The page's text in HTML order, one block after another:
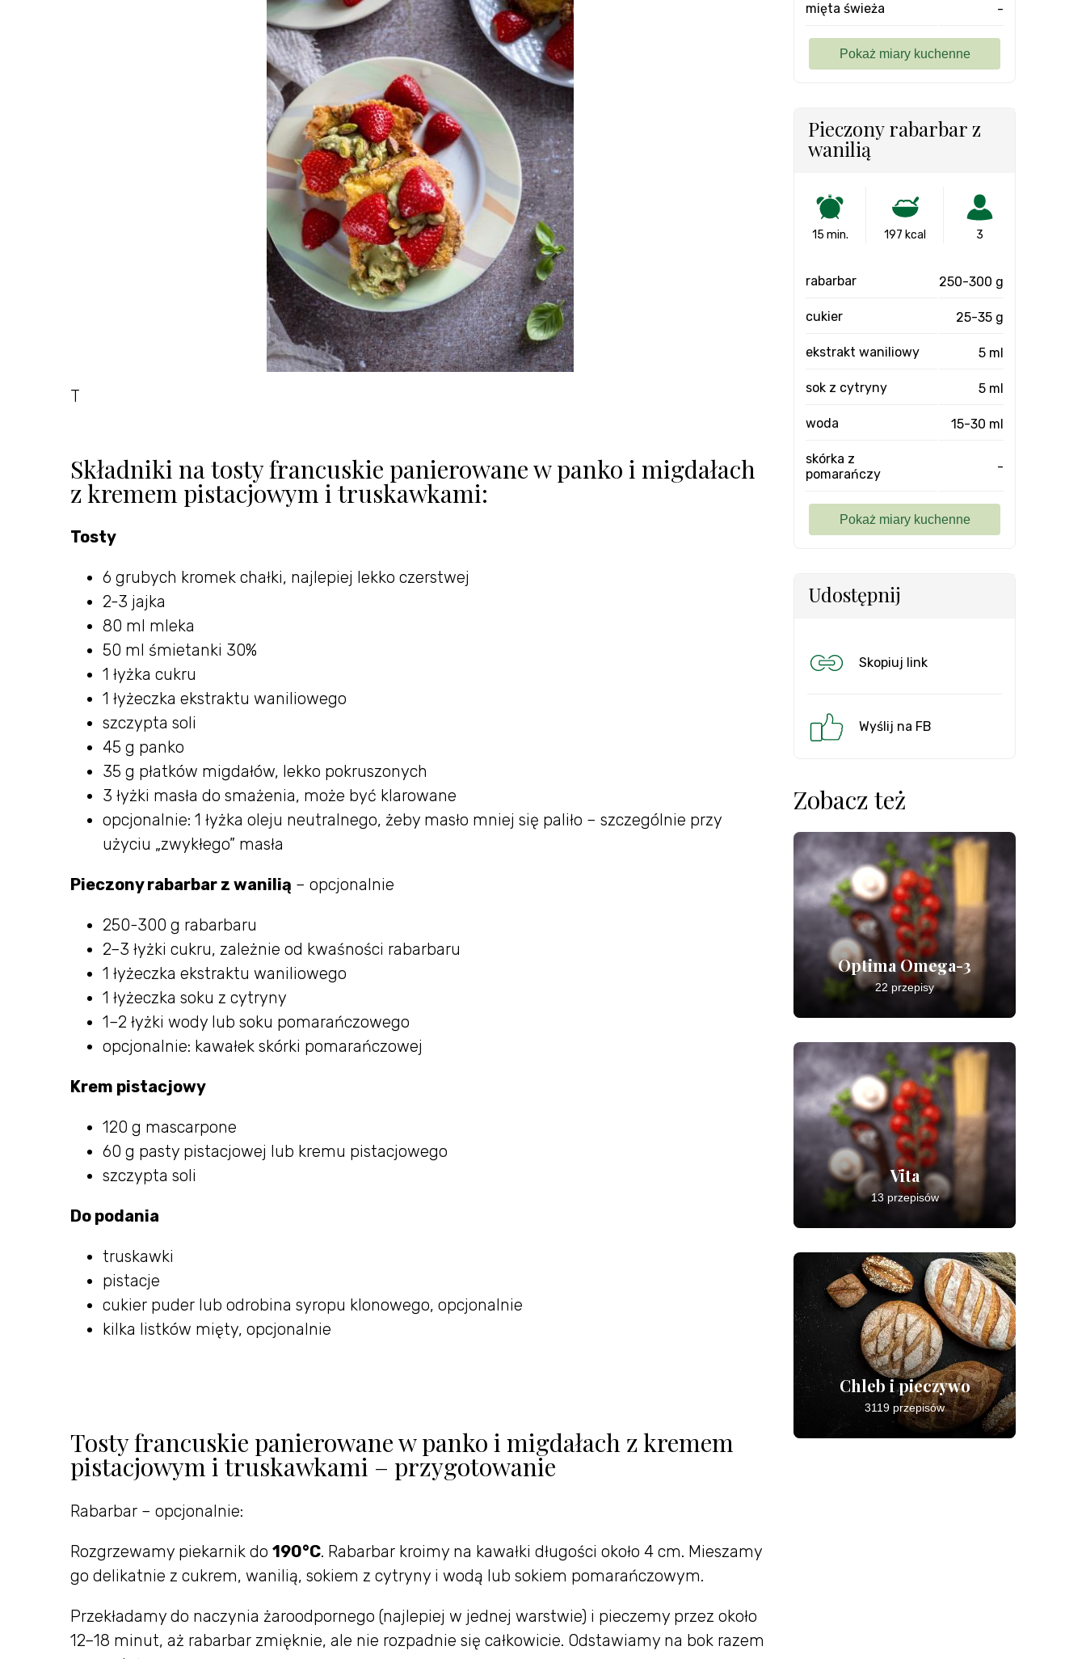
T
Składniki na tosty francuskie panierowane w panko i migdałach
z kremem pistacjowym i truskawkami:
Tosty
6 grubych kromek chałki, najlepiej lekko czerstwej
2-3 jajka
80 ml mleka
50 ml śmietanki 30%
1 łyżka cukru
1 łyżeczka ekstraktu waniliowego
szczypta soli
45 g panko
35 g płatków migdałów, lekko pokruszonych
3 łyżki masła do smażenia, może być klarowane
opcjonalnie: 1 łyżka oleju neutralnego, żeby masło mniej się paliło – szczególnie przy
użyciu „zwykłego” masła
Pieczony rabarbar z wanilią – opcjonalnie
250-300 g rabarbaru
2–3 łyżki cukru, zależnie od kwaśności rabarbaru
1 łyżeczka ekstraktu waniliowego
1 łyżeczka soku z cytryny
1–2 łyżki wody lub soku pomarańczowego
opcjonalnie: kawałek skórki pomarańczowej
Krem pistacjowy
120 g mascarpone
60 g pasty pistacjowej lub kremu pistacjowego
szczypta soli
Do podania
truskawki
pistacje
cukier puder lub odrobina syropu klonowego, opcjonalnie
kilka listków mięty, opcjonalnie
Tosty francuskie panierowane w panko i migdałach z kremem
pistacjowym i truskawkami – przygotowanie
Rabarbar – opcjonalnie:
Rozgrzewamy piekarnik do 190°C. Rabarbar kroimy na kawałki długości około 4 cm. Mieszamy
go delikatnie z cukrem, wanilią, sokiem z cytryny i wodą lub sokiem pomarańczowym.
Przekładamy do naczynia żaroodpornego (najlepiej w jednej warstwie) i pieczemy przez około
12–18 minut, aż rabarbar zmięknie, ale nie rozpadnie się całkowicie. Odstawiamy na bok razem
mięta świeża -
Pieczony rabarbar z
wanilią
15 min. 197 kcal 3
rabarbar 250-300 g
cukier 25-35 g
ekstrakt waniliowy 5 ml
sok z cytryny 5 ml
woda 15-30 ml
skórka z
pomarańczy
-
Udostępnij
Skopiuj link
Wyślij na FB
Zobacz też
Optima Omega-3
22 przepisy
Vita
13 przepisów
Chleb i pieczywo
3119 przepisów